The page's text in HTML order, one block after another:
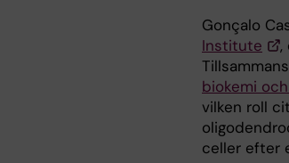
Gonçalo
Institute
,
biokemi
vilken roll
celler efter